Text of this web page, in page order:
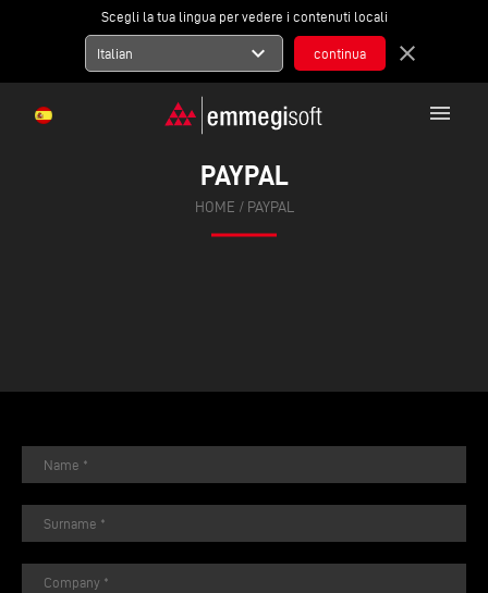
Scegli la tua lingua per vedere i contenuti locali
Italian expand_more close
menu
PAYPAL
HOME / PAYPAL